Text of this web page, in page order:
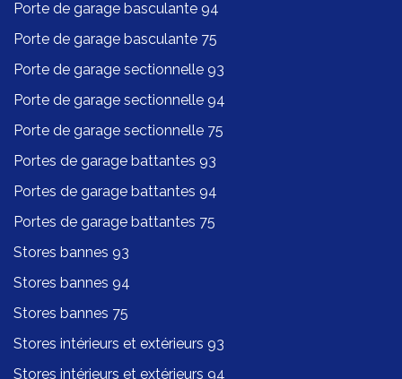
Porte de garage basculante 94
Porte de garage basculante 75
Porte de garage sectionnelle 93
Porte de garage sectionnelle 94
Porte de garage sectionnelle 75
Portes de garage battantes 93
Portes de garage battantes 94
Portes de garage battantes 75
Stores bannes 93
Stores bannes 94
Stores bannes 75
Stores intérieurs et extérieurs 93
Stores intérieurs et extérieurs 94